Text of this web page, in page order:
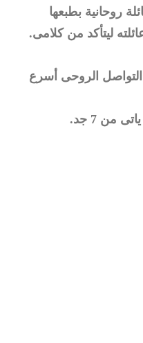
روحانية بطبعها
ليتأكد من كلامى.
الروحى أسرع
من 7 جد.